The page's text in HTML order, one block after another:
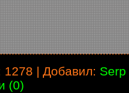
1278 | Добавил: Serp
(0)